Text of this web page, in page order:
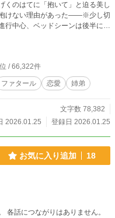
くのはてに「抱いて」と迫る美し
けない理由があった――※少し切
行中心、ベッドシーンは後半に固
位 / 66,322件
ファタール 恋愛 姉弟
文字数 78,382
2026.01.25
登録日 2026.01.25
お気に入り追加 18
各話につながりはありません。